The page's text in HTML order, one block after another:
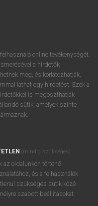
online tevékenységét.
a hirdetők
meg, és korlátozhatják,
láthat egy hirdetést. Ezek a
is megoszthatják
sütik, amelyek szinte
(mindig szükséges)
az oldalunkon történő
és a felhasználók
szükséges sütik közé
szabott beállításokat